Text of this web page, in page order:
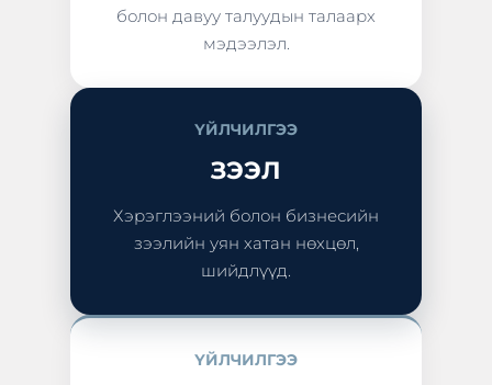
болон давуу талуудын талаарх
мэдээлэл.
ҮЙЛЧИЛГЭЭ
ЗЭЭЛ
Хэрэглээний болон бизнесийн
зээлийн уян хатан нөхцөл,
шийдлүүд.
ҮЙЛЧИЛГЭЭ